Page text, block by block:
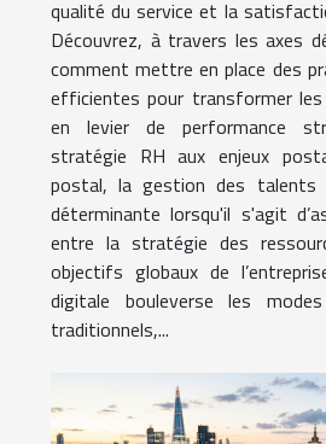
qualité du service et la
Découvrez, à travers les axes
comment mettre en place des
efficientes pour transformer les
en levier de performance
stratégie RH aux enjeux
postal, la gestion des talents
déterminante lorsqu'il s'agit
entre la stratégie des
objectifs globaux de
digitale bouleverse les
traditionnels,...